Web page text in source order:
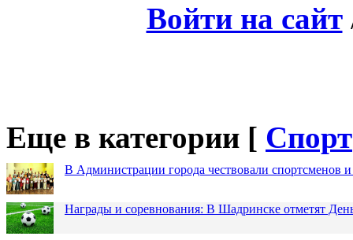
Войти на сайт
Еще в категории [ Спорт
В Администрации города чествовали спортсменов и
Награды и соревнования: В Шадринске отметят